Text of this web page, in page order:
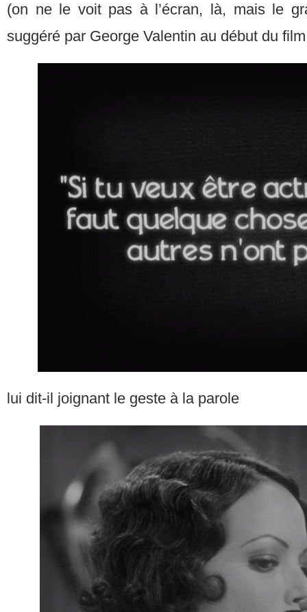
(on ne le voit pas à l’écran, là, mais le
suggéré par George Valentin au début du film
lui dit-il joignant le geste à la parole